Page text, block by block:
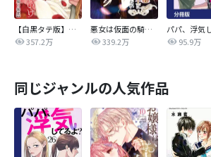
【白黒タテ版】孕むまで乱れいけ～身代わり花嫁と軍服の猛愛
357.2万
悪女は仮面の騎士に騙されない
339.2万
95.9万
同じジャンルの人気作品